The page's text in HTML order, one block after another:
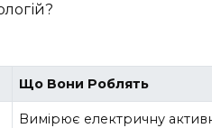
Що Вони Роблять
Вимірює електричну